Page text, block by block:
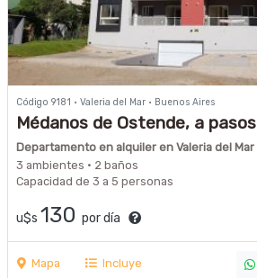
Código 9181 · Valeria del Mar · Buenos Aires
Médanos de Ostende, a
Departamento en alquiler en Valeria del Mar
3 ambientes · 2 baños
Capacidad de 3 a 5 personas
u$s 130 por día
Mapa Incluye